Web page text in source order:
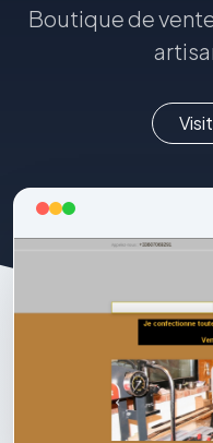
Boutique de